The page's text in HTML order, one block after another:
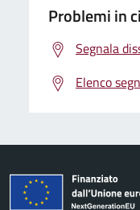
Problemi in
Segnala
Elenco